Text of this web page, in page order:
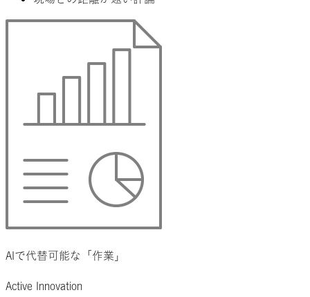
AIで代替可能な「作業」
Active Innovation